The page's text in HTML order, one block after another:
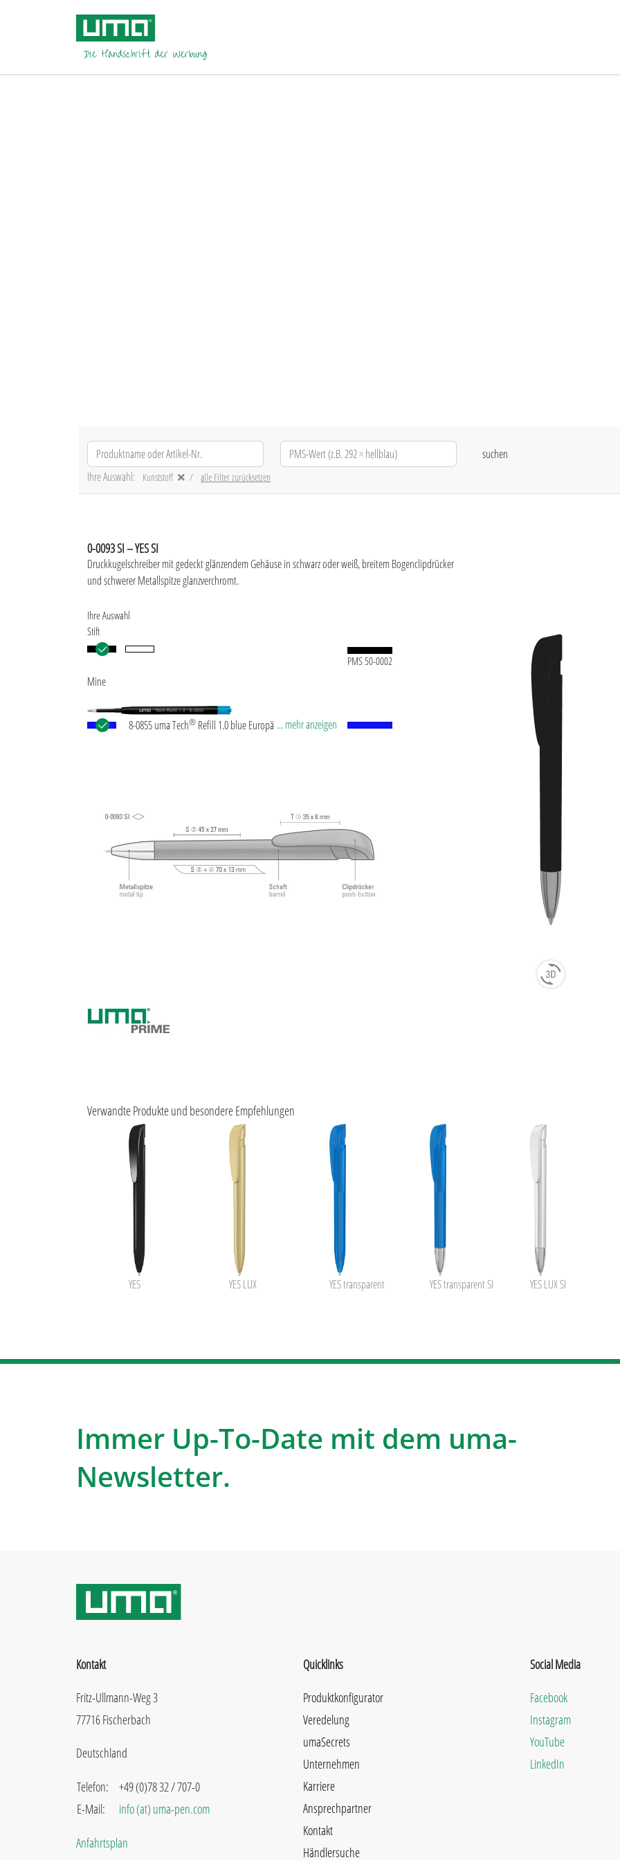
Ihre Auswahl:
Kunststoff alle Filter zurücksetzen
0-0093 SI – YES SI
Druckkugelschreiber mit gedeckt glänzendem Gehäuse in schwarz oder weiß, breitem Bogenclipdrücker
und schwerer Metallspitze glanzverchromt.
Ihre Auswahl
Stift
PMS 50-0002
Mine
8-0855 uma Tech® Refill 1.0 blue Europäische Kunststoff-
... mehr anzeigen
Verwandte Produkte und besondere Empfehlungen
YES YES LUX YES transparent YES transparent SI YES LUX SI
Immer Up-To-Date mit dem uma-
Newsletter.
Kontakt
Fritz-Ullmann-Weg 3
77716 Fischerbach
Deutschland
Telefon:
E-Mail:
+49 (0)78 32 / 707-0
info (at) uma-pen.com
Anfahrtsplan
Quicklinks
Produktkonfigurator
Veredelung
umaSecrets
Unternehmen
Karriere
Ansprechpartner
Kontakt
Händlersuche
Social Media
Facebook
Instagram
YouTube
LinkedIn